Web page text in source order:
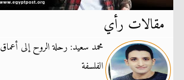
مقالات رأي
محمد سعيد: رحلة الروح إلى أعماق
الفلسفة